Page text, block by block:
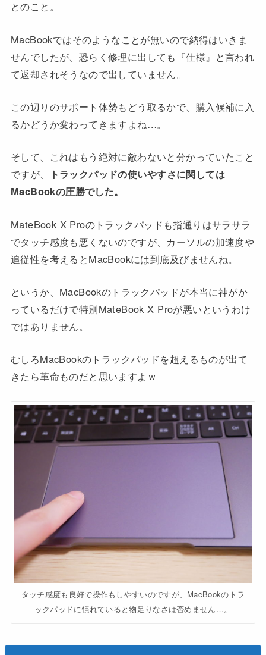
とのこと。
MacBookではそのようなことが無いので納得はいきま
せんでしたが、恐らく修理に出しても『仕様』と言われ
て返却されそうなので出していません。
この辺りのサポート体勢もどう取るかで、購入候補に入
るかどうか変わってきますよね…。
そして、これはもう絶対に敵わないと分かっていたこと
ですが、
トラックパッドの使いやすさに関しては
MacBookの圧勝でした。
MateBook X Proのトラックパッドも指通りはサラサラ
でタッチ感度も悪くないのですが、カーソルの加速度や
追従性を考えるとMacBookには到底及びませんね。
というか、MacBookのトラックパッドが本当に神がか
っているだけで特別MateBook X Proが悪いというわけ
ではありません。
むしろMacBookのトラックパッドを超えるものが出て
きたら革命ものだと思いますよｗ
タッチ感度も良好で操作もしやすいのですが、MacBookのトラ
ックパッドに慣れていると物足りなさは否めません…。